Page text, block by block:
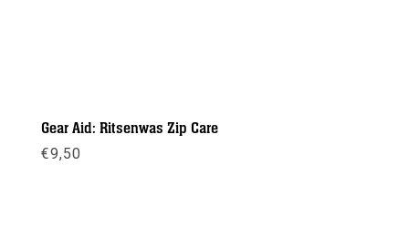
Gear Aid: Ritsenwas Zip Care
€9,50